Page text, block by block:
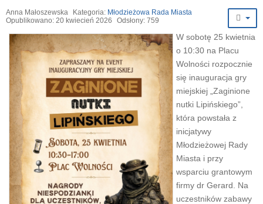
Anna Małoszewska Kategoria: Młodzieżowa Rada Miasta
Opublikowano: 20 kwiecień 2026
Odsłony: 759
W sobotę 25 kwietnia
o 10:30 na Placu
Wolności rozpocznie
się inauguracja gry
miejskiej „Zaginione
nutki Lipińskiego”,
która powstała z
inicjatywy
Młodzieżowej Rady
Miasta i przy
wsparciu grantowym
firmy dr Gerard. Na
uczestników zabawy